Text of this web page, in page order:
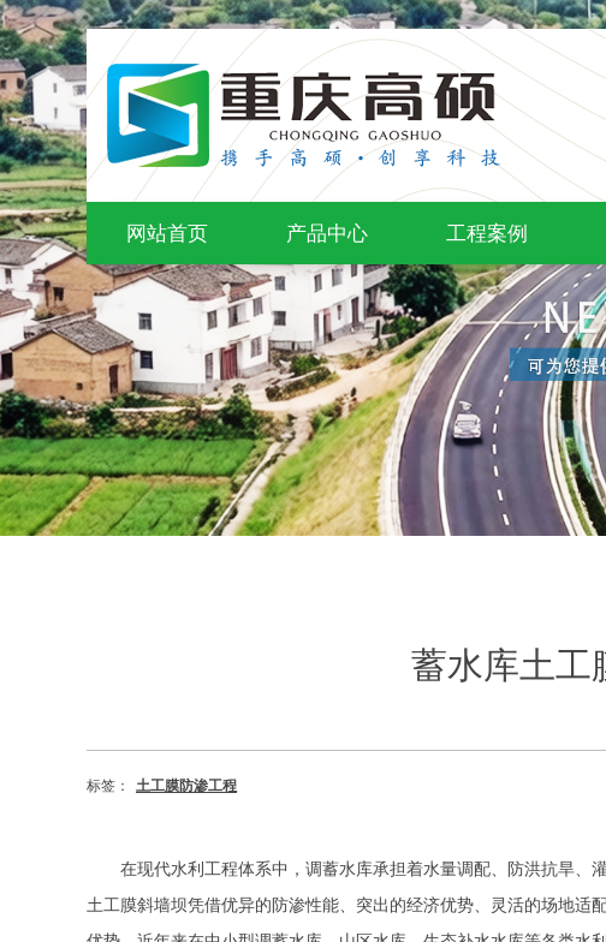
网站首页 产品中心 工程案例
蓄水库土工
标签： 土工膜防渗工程
在现代水利工程体系中，调蓄水库承担着水量调配、防洪抗旱、
土工膜斜墙坝凭借优异的防渗性能、突出的经济优势、灵活的场地